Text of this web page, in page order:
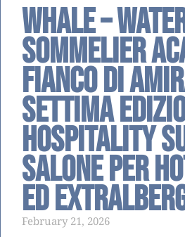
Whale –
Sommelier
fianco di
settima
Hospitality
Salone per
ed
February 21, 2026